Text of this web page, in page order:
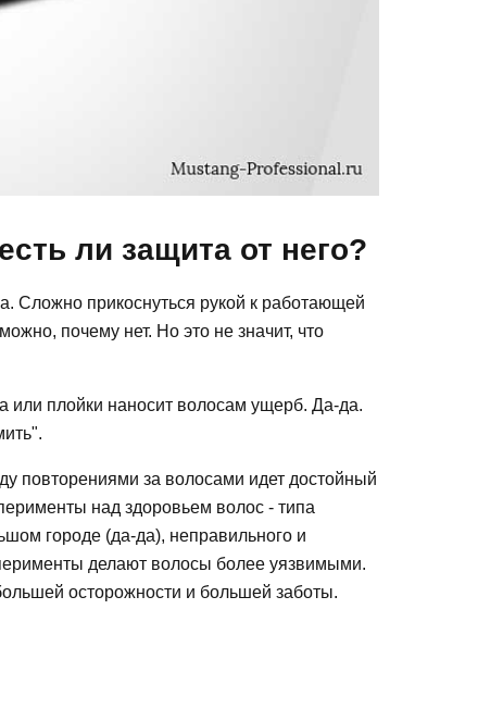
ли защита от него?
Сложно прикоснуться рукой к работающей
почему нет. Но это не значит, что
или плойки наносит волосам ущерб. Да-да.
повторениями за волосами идет достойный
над здоровьем волос - типа
городе (да-да), неправильного и
делают волосы более уязвимыми.
осторожности и большей заботы.